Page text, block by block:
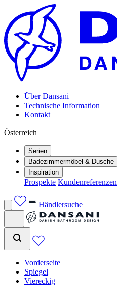
Über Dansani
Technische Information
Kontakt
Österreich
Serien
Badezimmermöbel & Dusche
Inspiration
Prospekte Kundenreferenzen
Händlersuche
Vorderseite
Spiegel
Viereckig